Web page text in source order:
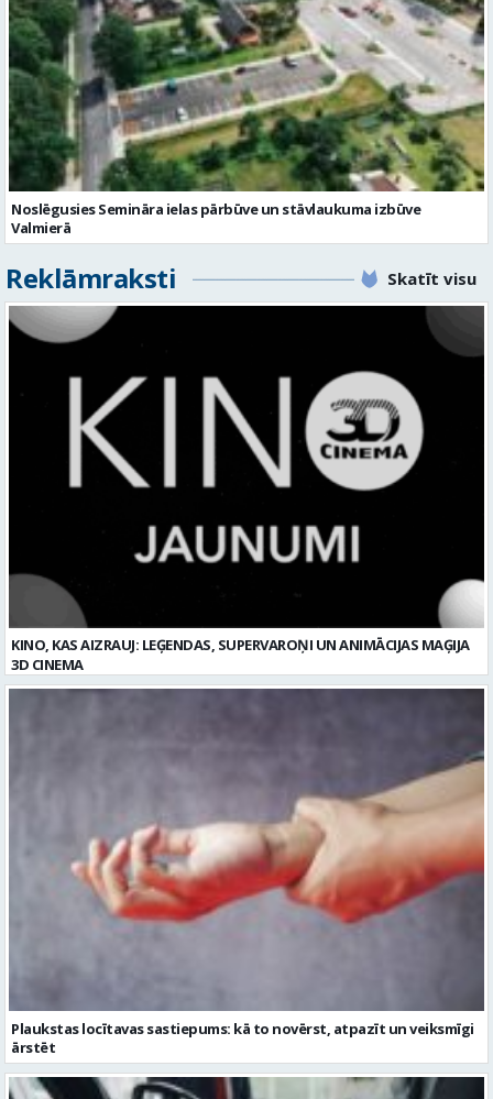
Noslēgusies Semināra ielas pārbūve un stāvlaukuma izbūve
Valmierā
Reklāmraksti Skatīt visu
Plaukstas locītavas sastiepums: kā to novērst, atpazīt un veiksmīgi